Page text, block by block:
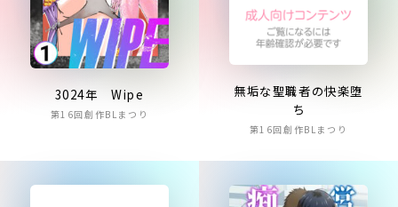
3024年 Wipe
第16回創作BLまつり
無垢な聖職者の快楽堕
ち
第16回創作BLまつり